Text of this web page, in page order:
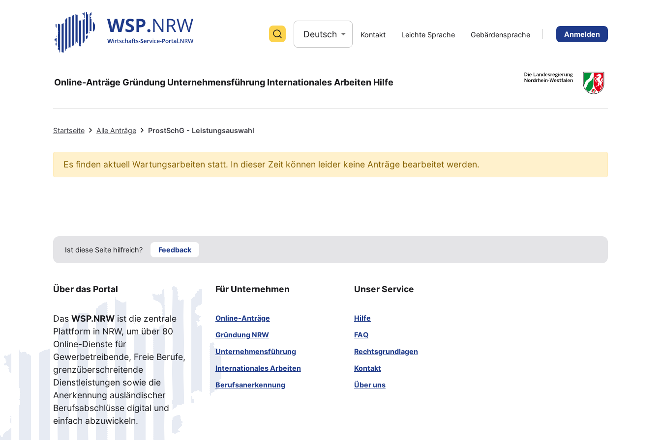
Deutsch Kontakt Leichte Sprache Gebärdensprache Anmelden
Online-Anträge Gründung Unternehmensführung Internationales Arbeiten Hilfe
Startseite Alle Anträge ProstSchG - Leistungsauswahl
Es finden aktuell Wartungsarbeiten statt. In dieser Zeit können leider keine Anträge bearbeitet werden.
Ist diese Seite hilfreich? Feedback
Über das Portal
DasWSP.NRWist die zentrale
Plattform in NRW, um über 80
Online-Dienste für
Gewerbetreibende, Freie Berufe,
grenzüberschreitende
Dienstleistungen sowie die
Anerkennung ausländischer
Berufsabschlüsse digital und
einfach abzuwickeln.
Für Unternehmen
Online-Anträge
Gründung NRW
Unternehmensführung
Internationales Arbeiten
Berufsanerkennung
Unser Service
Hilfe
FAQ
Rechtsgrundlagen
Kontakt
Über uns